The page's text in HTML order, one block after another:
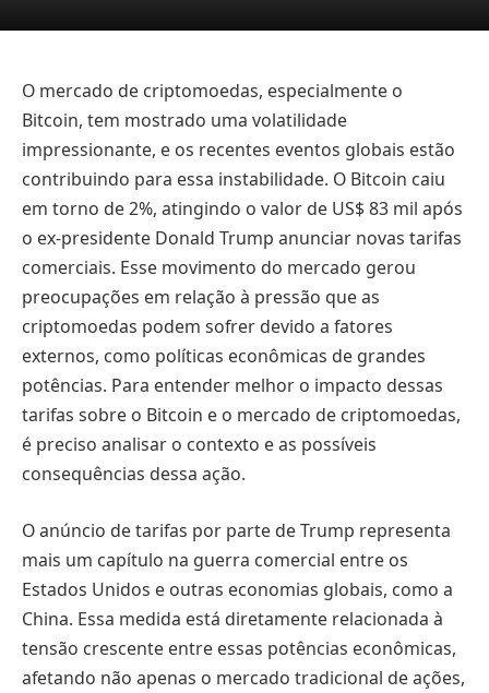
O mercado de criptomoedas, especialmente o
Bitcoin, tem mostrado uma volatilidade
impressionante, e os recentes eventos globais estão
contribuindo para essa instabilidade. O Bitcoin caiu
em torno de 2%, atingindo o valor de US$ 83 mil após
o ex-presidente Donald Trump anunciar novas tarifas
comerciais. Esse movimento do mercado gerou
preocupações em relação à pressão que as
criptomoedas podem sofrer devido a fatores
externos, como políticas econômicas de grandes
potências. Para entender melhor o impacto dessas
tarifas sobre o Bitcoin e o mercado de criptomoedas,
é preciso analisar o contexto e as possíveis
consequências dessa ação.
O anúncio de tarifas por parte de Trump representa
mais um capítulo na guerra comercial entre os
Estados Unidos e outras economias globais, como a
China. Essa medida está diretamente relacionada à
tensão crescente entre essas potências econômicas,
afetando não apenas o mercado tradicional de ações,